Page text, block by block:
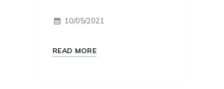
10/05/2021
READ MORE